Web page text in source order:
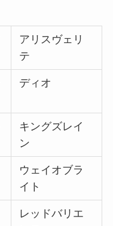
アリスヴェリ
テ
ディオ
キングズレイ
ン
ウェイオブラ
イト
レッドバリエ